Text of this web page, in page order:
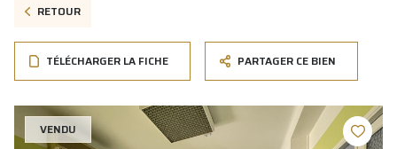
RETOUR
TÉLÉCHARGER LA FICHE PARTAGER CE BIEN
VENDU